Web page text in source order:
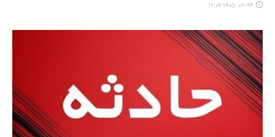
۱۴۰۵-۰۲-۲۶ ۱۲:۰۷